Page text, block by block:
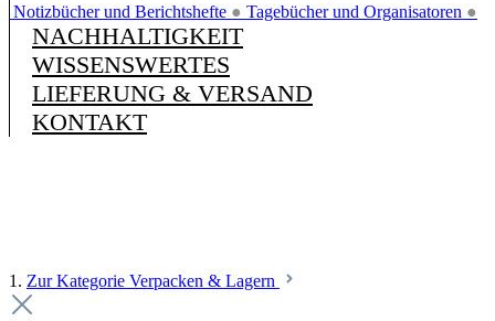
Notizbücher und Berichtshefte ● Tagebücher und Organisatoren ●
NACHHALTIGKEIT
WISSENSWERTES
LIEFERUNG & VERSAND
KONTAKT
1. Zur Kategorie Verpacken & Lagern